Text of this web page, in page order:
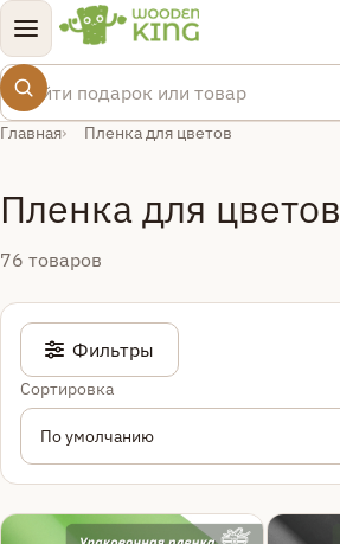
Поиск по товарам
Главная Пленка для цветов
Пленка для цветов
76 товаров
Фильтры
Сортировка